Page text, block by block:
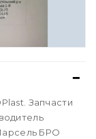
Запчасти
БРО